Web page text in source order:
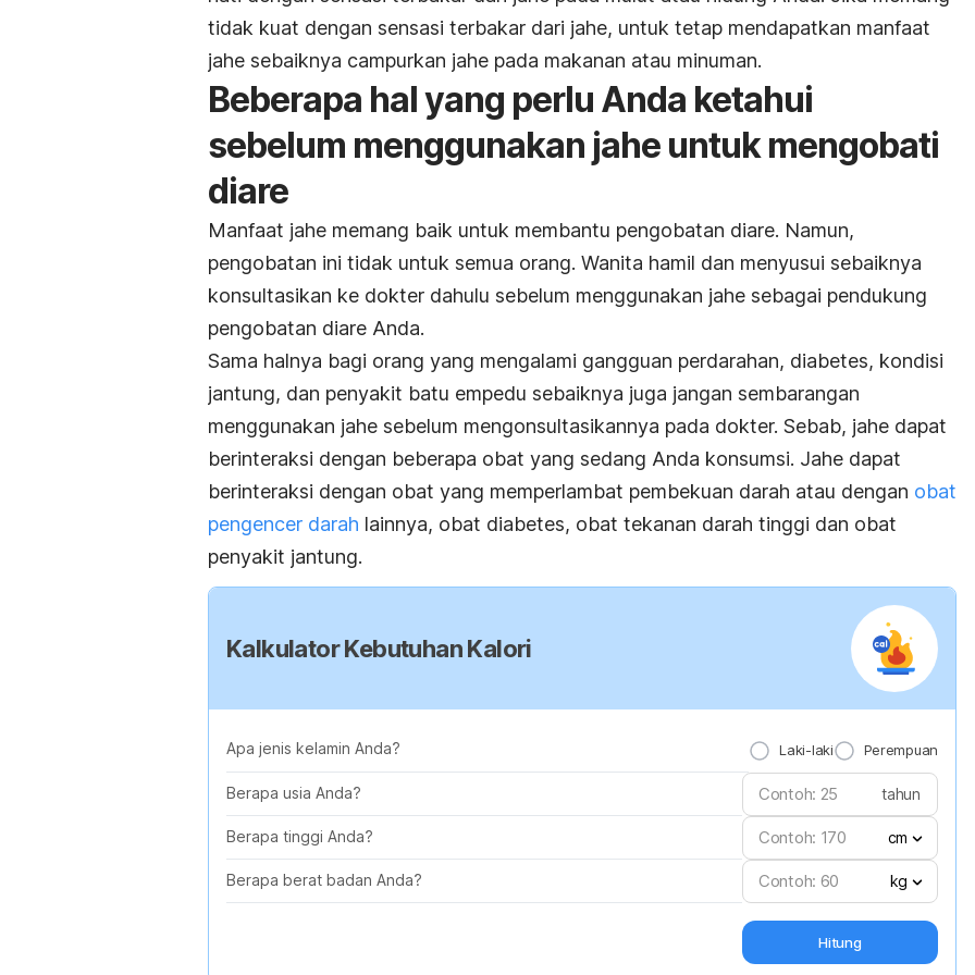
tidak kuat dengan sensasi terbakar dari jahe, untuk tetap mendapatkan manfaat
jahe sebaiknya campurkan jahe pada makanan atau minuman.
Beberapa hal yang perlu Anda ketahui
sebelum menggunakan jahe untuk mengobati
diare
Manfaat jahe memang baik untuk membantu pengobatan diare. Namun,
pengobatan ini tidak untuk semua orang. Wanita hamil dan menyusui sebaiknya
konsultasikan ke dokter dahulu sebelum menggunakan jahe sebagai pendukung
pengobatan diare Anda.
Sama halnya bagi orang yang mengalami gangguan perdarahan, diabetes, kondisi
jantung, dan penyakit batu empedu sebaiknya juga jangan sembarangan
menggunakan jahe sebelum mengonsultasikannya pada dokter. Sebab, jahe dapat
berinteraksi dengan beberapa obat yang sedang Anda konsumsi. Jahe dapat
berinteraksi dengan obat yang memperlambat pembekuan darah atau dengan obat
pengencer darah lainnya, obat diabetes, obat tekanan darah tinggi dan obat
penyakit jantung.
Kalkulator Kebutuhan Kalori
Apa jenis kelamin Anda? Laki-laki Perempuan
Berapa usia Anda? tahun
Berapa tinggi Anda? cm
Berapa berat badan Anda? kg
Hitung